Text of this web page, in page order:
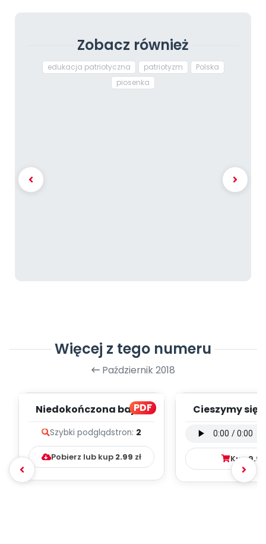
Zobacz również
edukacja patriotyczna patriotyzm
Polska
piosenka
Więcej z tego numeru
Październik 2018
PDF
Niedokończona bajka
Szybki podglądstron: 2
Pobierz lub kup 2.99 zł
Cieszymy się,
mp3)
Kup9.99